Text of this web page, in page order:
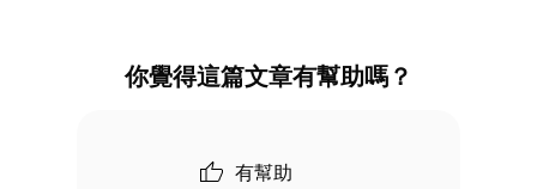
你覺得這篇文章有幫助嗎？
有幫助